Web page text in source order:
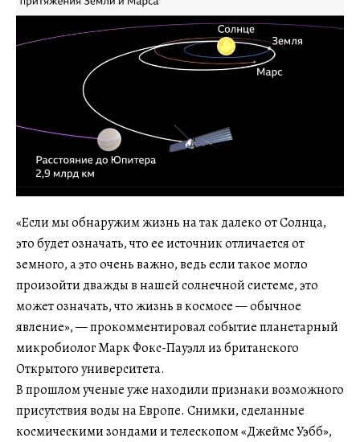
«Если мы обнаружим жизнь на так далеко от Солнца,
это будет означать, что ее источник отличается от
земного, а это очень важно, ведь если такое могло
произойти дважды в нашей солнечной системе, это
может означать, что жизнь в космосе — обычное
явление», — прокомментировал событие планетарный
микробиолог Марк Фокс-Пауэлл из британского
Открытого университета.
В прошлом ученые уже находили признаки возможного
присутствия воды на Европе. Снимки, сделанные
космическими зондами и телескопом «Джеймс Уэбб»,